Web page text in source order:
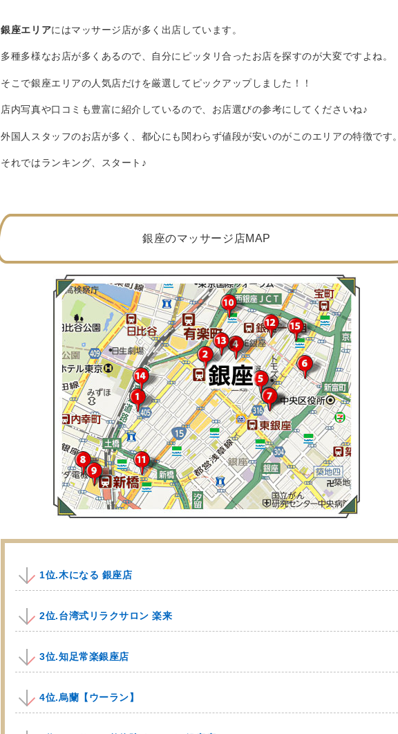
銀座エリアにはマッサージ店が多く出店しています。
多種多様なお店が多くあるので、自分にピッタリ合ったお店を探すのが大変ですよね。
そこで銀座エリアの人気店だけを厳選してピックアップしました！！
店内写真や口コミも豊富に紹介しているので、お店選びの参考にしてくださいね♪
外国人スタッフのお店が多く、都心にも関わらず値段が安いのがこのエリアの特徴です。
それではランキング、スタート♪
銀座のマッサージ店MAP
1位.木になる 銀座店
2位.台湾式リラクサロン 楽来
3位.知足常楽銀座店
4位.烏蘭【ウーラン】